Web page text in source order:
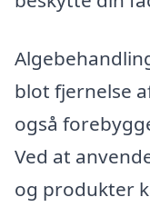
blot fjernelse
også
Ved at
og produkter